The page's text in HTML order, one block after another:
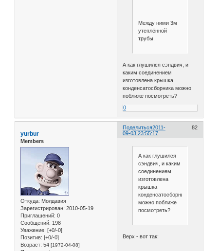
Между ними 3м
утеплённой
трубы.
А как глушился сэндвич, и
каким соединением
изготовлена крышка
конденсатосборника можно
поближе посмотреть?
0
Поделиться 82
2011-
09-03 23:55:17
yurbur
Members
Откуда: Молдавия
Зарегистрирован: 2010-05-19
Приглашений: 0
Сообщений: 198
Уважение: [+0/-0]
Позитив: [+0/-0]
Возраст: 54 [1972-04-08]
А как глушился
сэндвич, и каким
соединением
изготовлена
крышка
конденсатосборника
можно поближе
посмотреть?
Верх - вот так: